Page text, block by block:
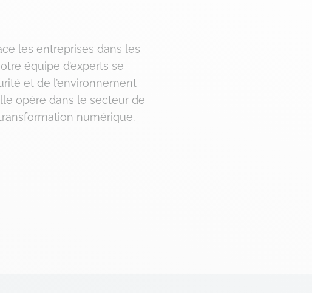
les entreprises dans les
équipe d’experts se
et de l’environnement
opère dans le secteur de
numérique.